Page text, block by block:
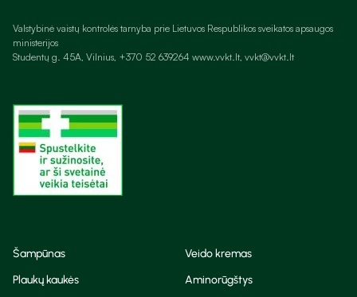
Valstybinė vaistų kontrolės tarnyba prie Lietuvos Respublikos sveikatos apsaugos
ministerijos
Studentų g. 45A, Vilnius, +370 52 639264 www.vvkt.lt, vvkt@vvkt.lt
Šampūnas
Veido kremas
Plaukų kaukės
Aminorūgštys